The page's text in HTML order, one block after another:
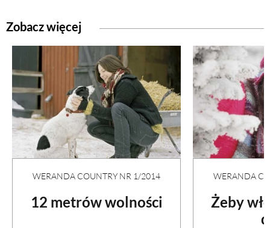
Zobacz więcej
WERANDA COUNTRY NR 1/2014
12 metrów wolności
WERANDA
Żeby